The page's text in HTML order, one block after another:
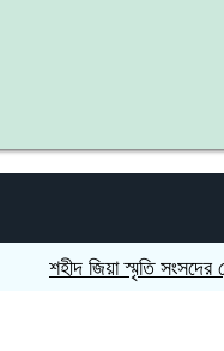
শহীদ জিয়া স্মৃতি সংসদের